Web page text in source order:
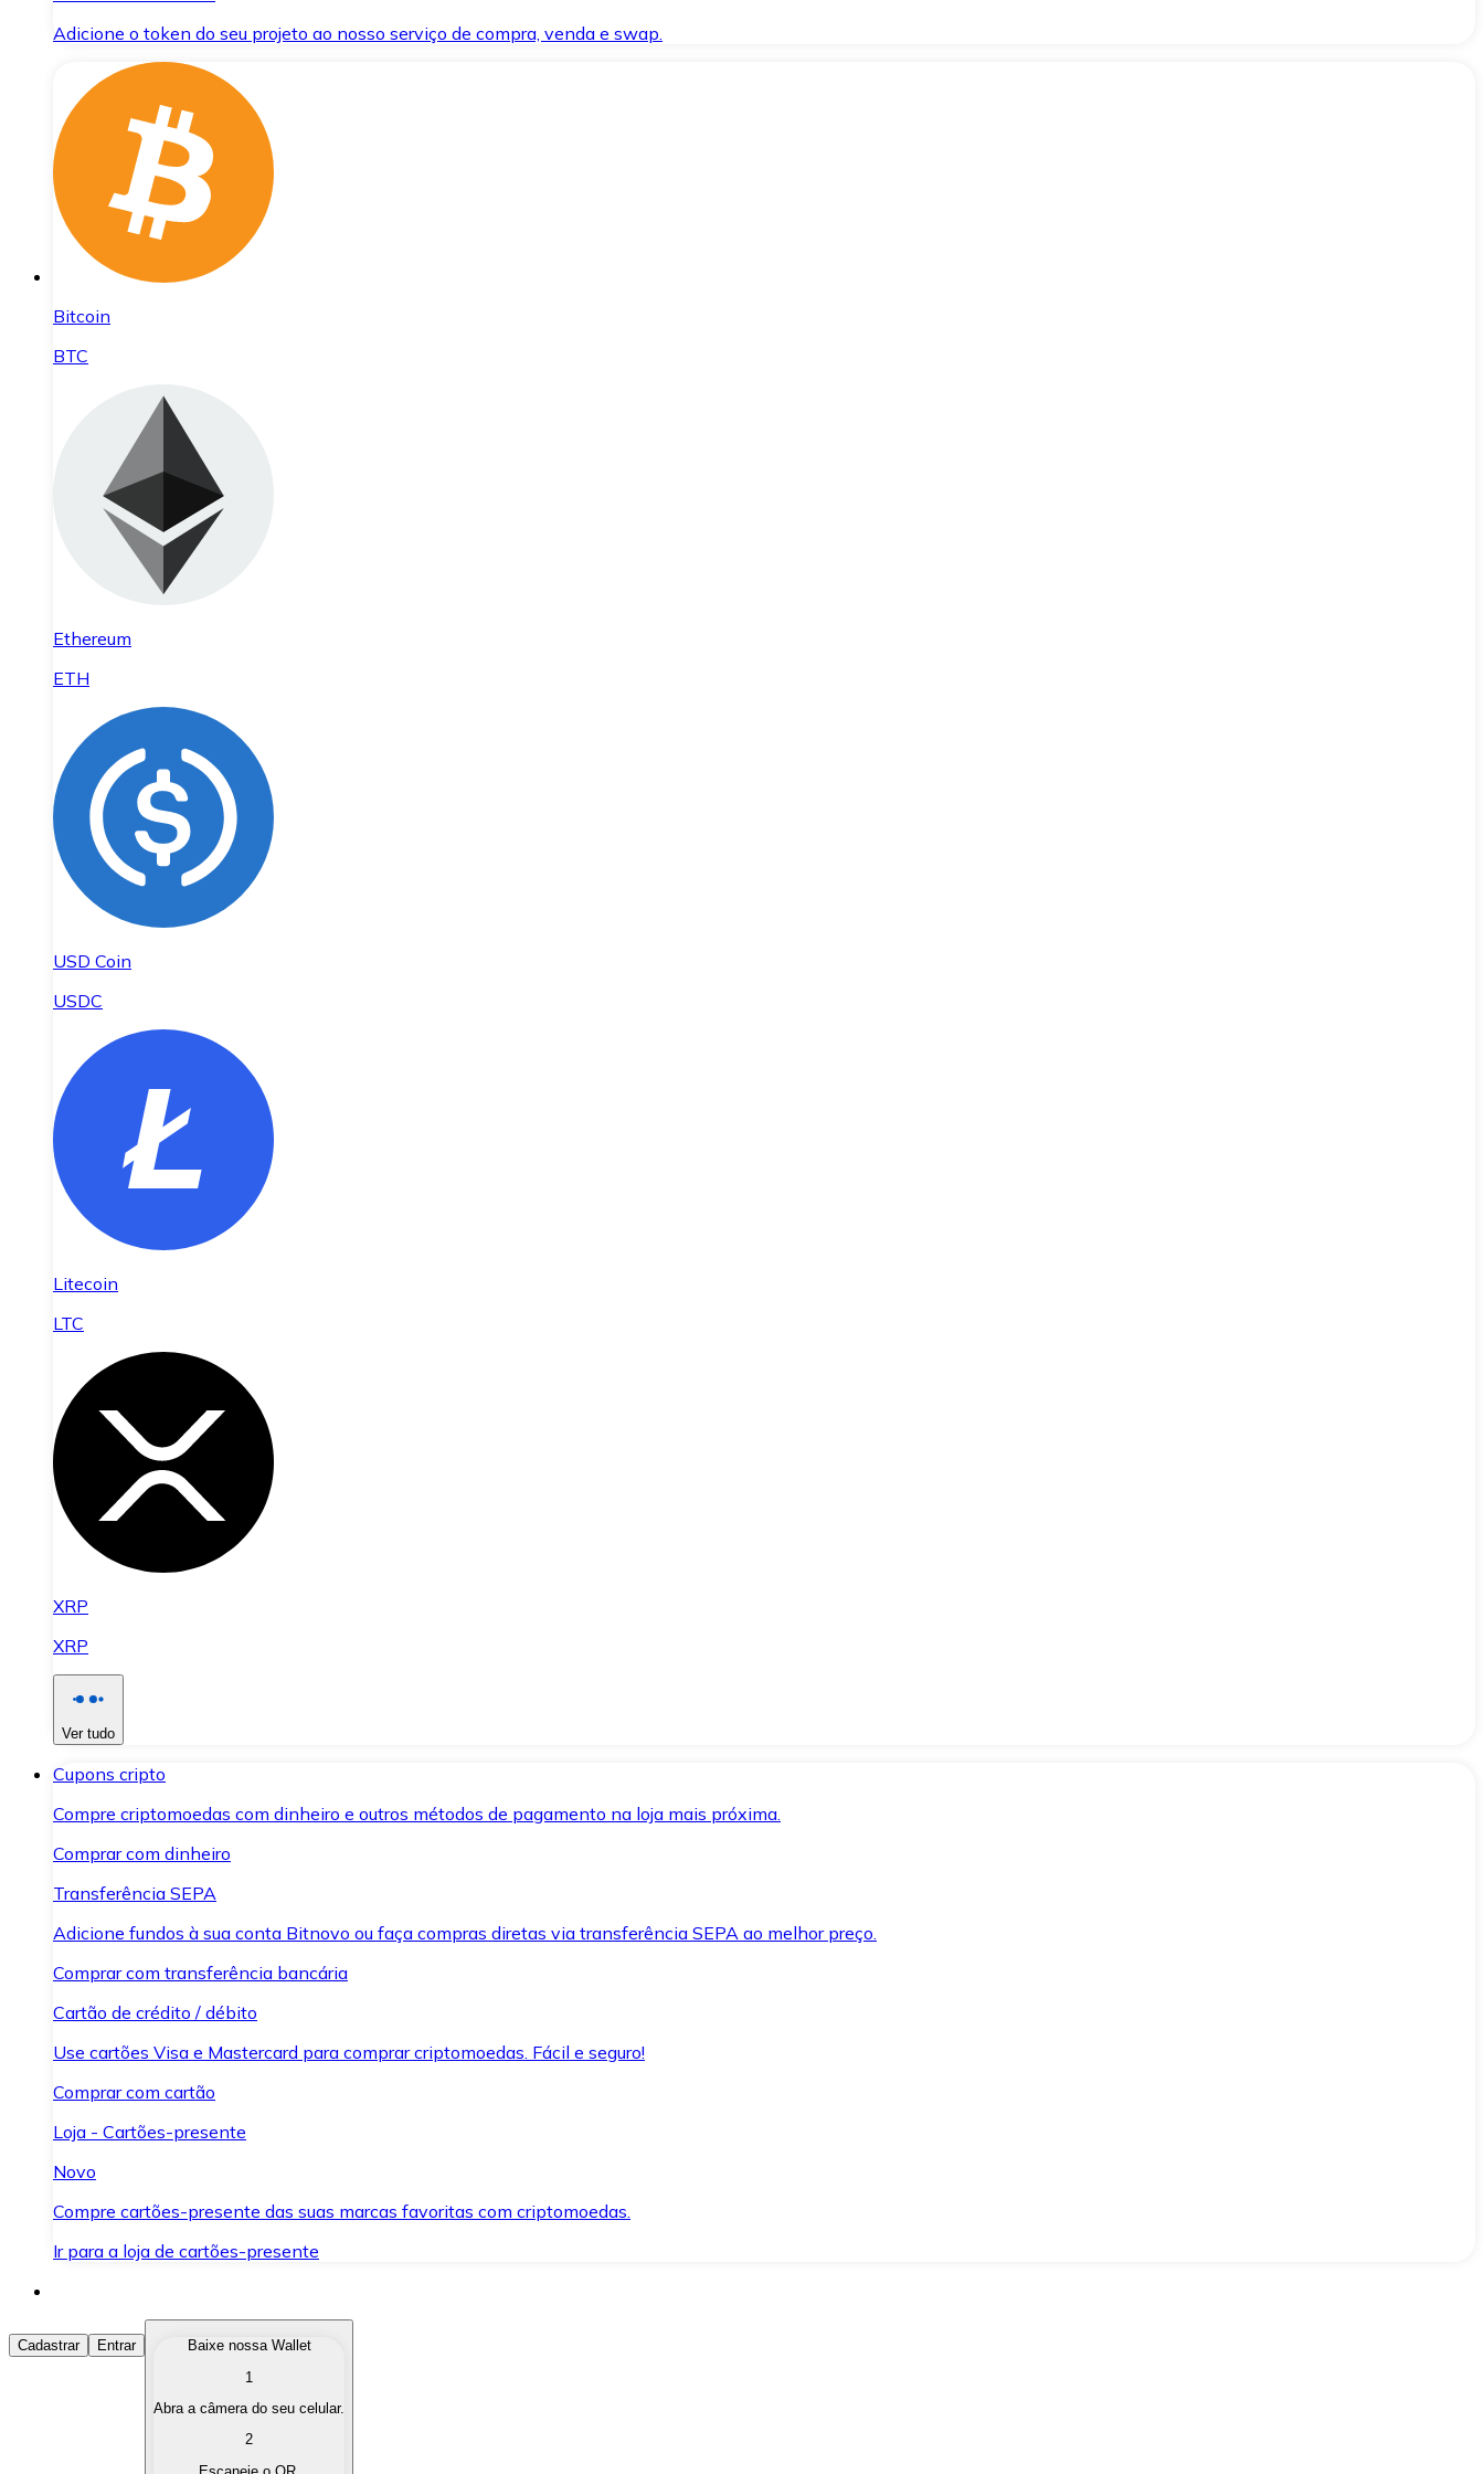
Adicione o token do seu projeto ao nosso serviço de compra, venda e swap.
Bitcoin
BTC
Ethereum
ETH
USD Coin
USDC
Litecoin
LTC
XRP
XRP
Ver tudo
Cupons cripto
Compre criptomoedas com dinheiro e outros métodos de pagamento na loja mais próxima.
Comprar com dinheiro
Transferência SEPA
Adicione fundos à sua conta Bitnovo ou faça compras diretas via transferência SEPA ao melhor preço.
Comprar com transferência bancária
Cartão de crédito / débito
Use cartões Visa e Mastercard para comprar criptomoedas. Fácil e seguro!
Comprar com cartão
Loja - Cartões-presente
Novo
Compre cartões-presente das suas marcas favoritas com criptomoedas.
Ir para a loja de cartões-presente
Comprar Criptomoedas
Compre as criptomoedas de seu interesse de forma rápida e segura.
Converta suas criptomoedas em moeda fiduciária quando precisar.
Cadastrar Entrar
Baixe nossa Wallet
1
Abra a câmera do seu celular.
2